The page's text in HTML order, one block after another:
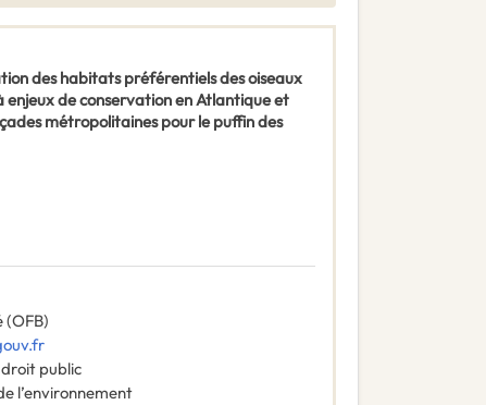
des habitats préférentiels des oiseaux
de conservation en Atlantique et
métropolitaines pour le puffin des
(OFB)
public
l’environnement